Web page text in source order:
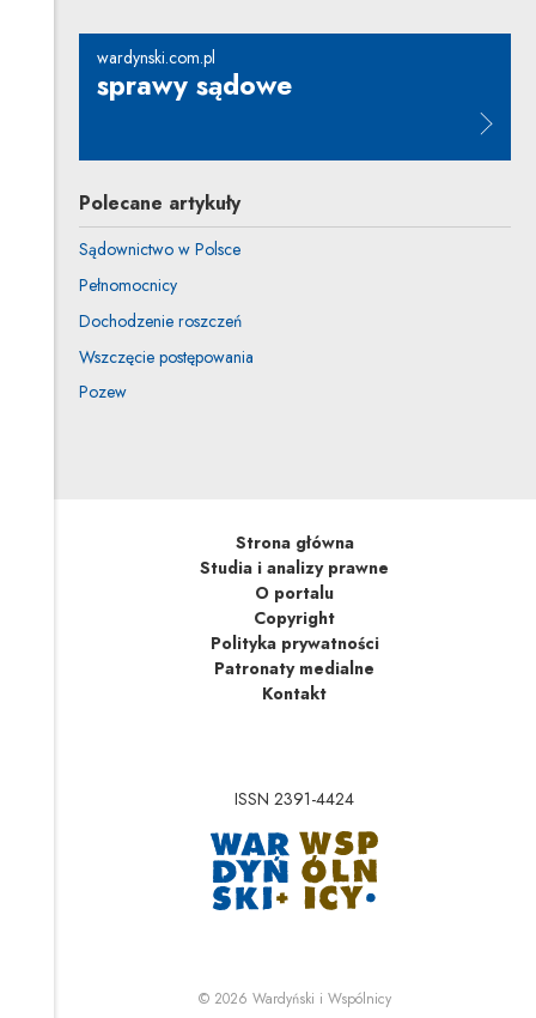
wardynski.com.pl
sprawy sądowe
Uwaga, link zostanie otwarty w
Polecane artykuły
Sądownictwo w Polsce
Pełnomocnicy
Dochodzenie roszczeń
Wszczęcie postępowania
Pozew
Strona główna
Studia i analizy prawne
O portalu
Copyright
Polityka prywatności
Patronaty medialne
Kontakt
ISSN 2391-4424
Uwaga, link zostanie
© 2026 Wardyński i WspólnicyUwaga, link zostanie